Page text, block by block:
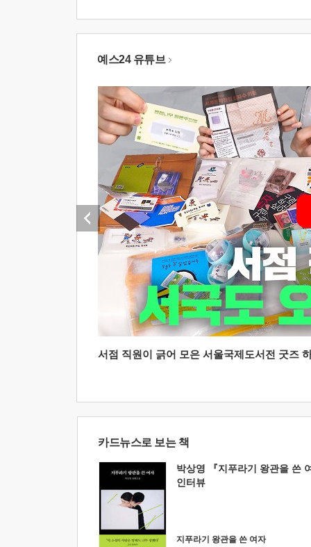
예스24 유튜브
서점 직원이 긁어 모은 서울국제도서전 굿즈
카드뉴스로 보는 책
박상영 『지푸라기 왕관을 쓴
인터뷰
지푸라기 왕관을 쓴 여자